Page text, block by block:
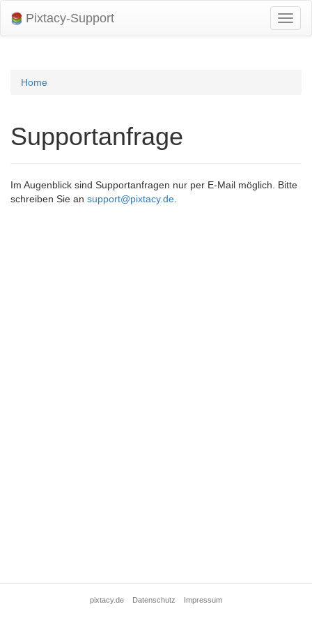
Pixtacy-Support
Home
Supportanfrage
Im Augenblick sind Supportanfragen nur per E-Mail möglich. Bitte
schreiben Sie an support@pixtacy.de
pixtacy.de Datenschutz Impressum